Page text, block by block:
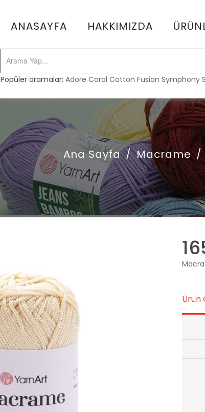
ANASAYFA HAKKIMIZDA
Popüler aramalar:Adore Coral Cotton Fusion Symphony
Ana Sayfa / Macrame /
Ürün